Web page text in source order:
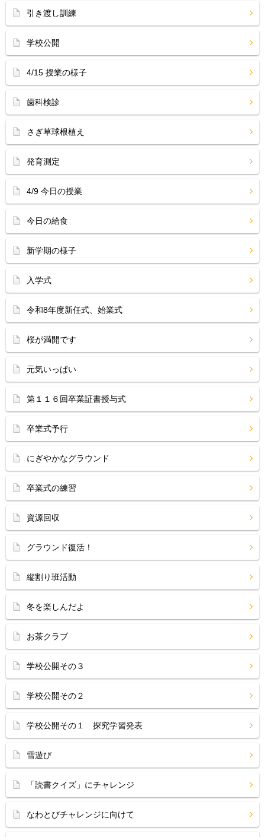
引き渡し訓練
学校公開
4/15 授業の様子
歯科検診
さぎ草球根植え
発育測定
4/9 今日の授業
今日の給食
新学期の様子
入学式
令和8年度新任式、始業式
桜が満開です
元気いっぱい
第１１６回卒業証書授与式
卒業式予行
にぎやかなグラウンド
卒業式の練習
資源回収
グラウンド復活！
縦割り班活動
冬を楽しんだよ
お茶クラブ
学校公開その３
学校公開その２
学校公開その１ 探究学習発表
雪遊び
「読書クイズ」にチャレンジ
なわとびチャレンジに向けて